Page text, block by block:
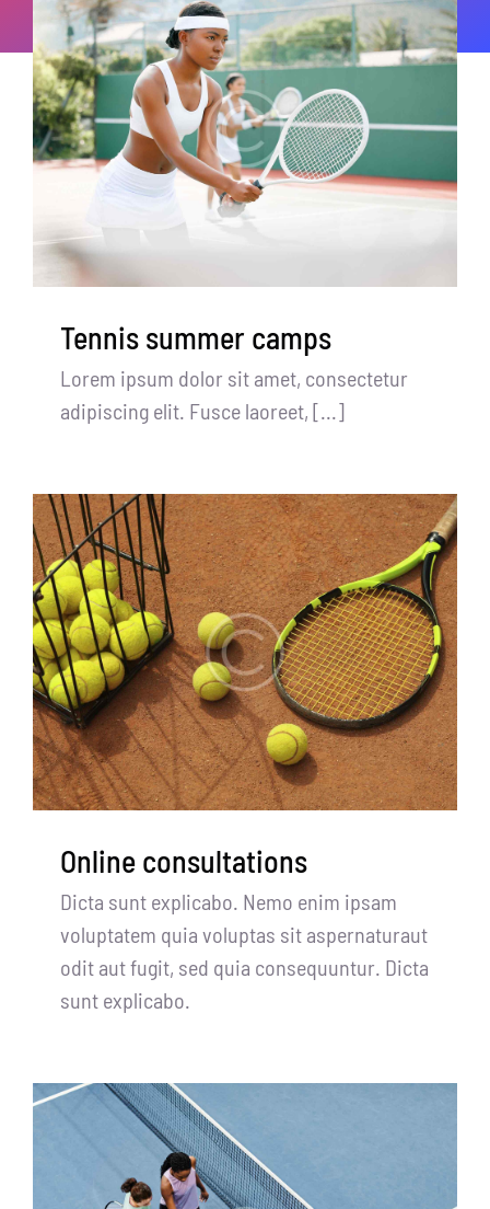
Tennis summer camps
Lorem ipsum dolor sit amet, consectetur
adipiscing elit. Fusce laoreet, [...]
Online consultations
Dicta sunt explicabo. Nemo enim ipsam
voluptatem quia voluptas sit aspernaturaut
odit aut fugit, sed quia consequuntur. Dicta
sunt explicabo.